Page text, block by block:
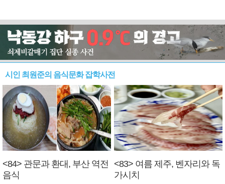
시인 최원준의 음식문화 잡학사전
<84> 관문과 환대, 부산 역전
음식
<83> 여름 제주, 벤자리와 독
가시치